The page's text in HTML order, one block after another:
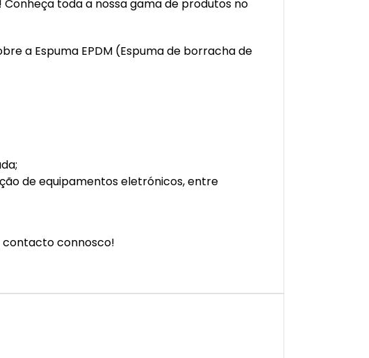
toda a nossa gama de produtos no
a Espuma EPDM (Espuma de borracha de
de equipamentos eletrónicos, entre
contacto connosco!